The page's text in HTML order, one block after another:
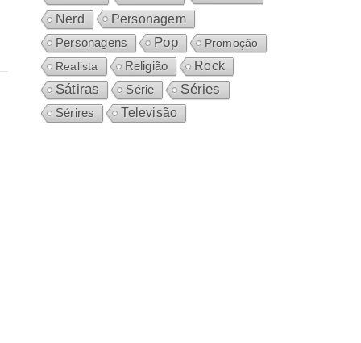
Nerd Personagem
Personagens Pop
Promoção
Realista
Religião Rock
Sátiras Série Séries
Sérires Televisão